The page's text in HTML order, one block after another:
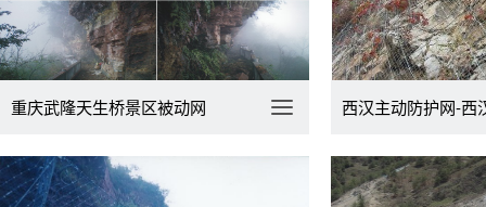
重庆武隆天生桥景区被动网 西汉主动防护网-西